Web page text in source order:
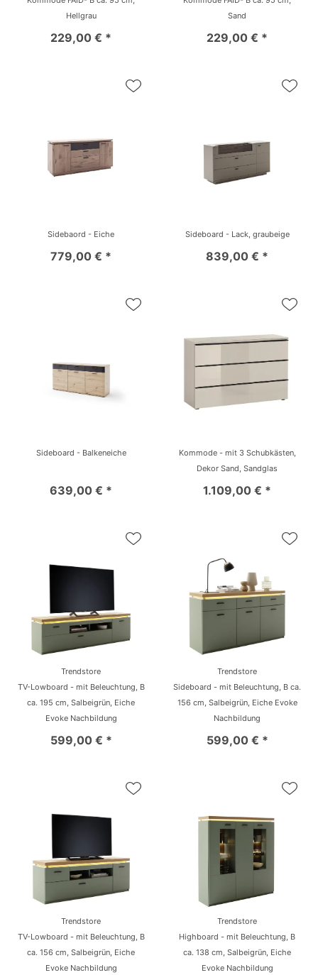
Hellgrau
229,00 € *
Sand
229,00 € *
Sidebaord - Eiche
779,00 € *
Sideboard - Lack, graubeige
839,00 € *
Sideboard - Balkeneiche
639,00 € *
Kommode - mit 3 Schubkästen,
Dekor Sand, Sandglas
1.109,00 € *
Trendstore
TV-Lowboard - mit Beleuchtung, B
ca. 195 cm, Salbeigrün, Eiche
Evoke Nachbildung
599,00 € *
Trendstore
Sideboard - mit Beleuchtung, B ca.
156 cm, Salbeigrün, Eiche Evoke
Nachbildung
599,00 € *
Trendstore
TV-Lowboard - mit Beleuchtung, B
ca. 156 cm, Salbeigrün, Eiche
Evoke Nachbildung
Trendstore
Highboard - mit Beleuchtung, B
ca. 138 cm, Salbeigrün, Eiche
Evoke Nachbildung